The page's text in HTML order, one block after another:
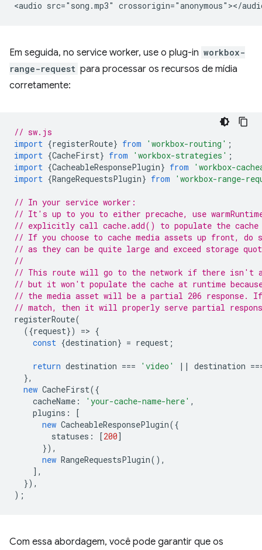
Em seguida, no service worker, use o plug-in workbox-
range-request para processar os recursos de mídia
corretamente:
// sw.js
import {registerRoute} from 'workbox-routing' ;
import {CacheFirst} from 'workbox-strategies' ;
import {CacheableResponsePlugin} from
'workbox-
import {RangeRequestsPlugin} from 'workbox-range-
// In your service worker:
// It's up to you to either precache, use
// explicitly call cache.add() to populate the cache
// If you choose to cache media assets up front, do
// as they can be quite large and exceed storage
//
// This route will go to the network if there isn't a
// but it won't populate the cache at runtime
// the media asset will be a partial 206 response.
// match, then it will properly serve partial
registerRoute(
({request}) => {
const {destination} = request ;
return destination === 'video' || destination
},
new CacheFirst({
cacheName : 'your-cache-name-here' ,
plugins :
[
new CacheableResponsePlugin({
statuses : [200]
}),
new RangeRequestsPlugin(),
],
}),
);
Com essa abordagem, você pode garantir que os